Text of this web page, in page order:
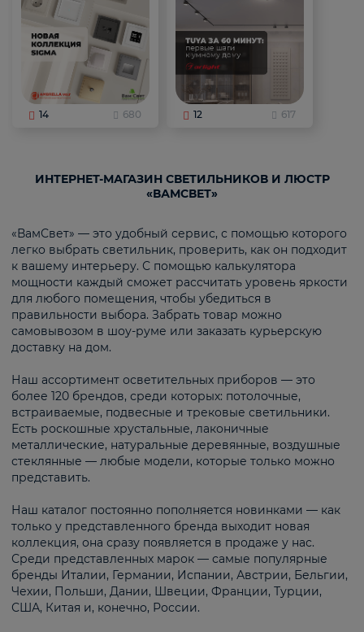
14 680 12 617
ИНТЕРНЕТ-МАГАЗИН СВЕТИЛЬНИКОВ И ЛЮСТР
«ВАМСВЕТ»
«ВамСвет» — это удобный сервис, с помощью которого
легко выбрать светильник, проверить, как он подходит
к вашему интерьеру. С помощью калькулятора
мощности каждый сможет рассчитать уровень яркости
для любого помещения, чтобы убедиться в
правильности выбора. Забрать товар можно
самовывозом в шоу-руме или заказать курьерскую
доставку на дом.
Наш ассортимент осветительных приборов — это
более 120 брендов, среди которых: потолочные,
встраиваемые, подвесные и трековые светильники.
Есть роскошные хрустальные, лаконичные
металлические, натуральные деревянные, воздушные
стеклянные — любые модели, которые только можно
представить.
Наш каталог постоянно пополняется новинками — как
только у представленного бренда выходит новая
коллекция, она сразу появляется в продаже у нас.
Среди представленных марок — самые популярные
бренды Италии, Германии, Испании, Австрии, Бельгии,
Чехии, Польши, Дании, Швеции, Франции, Турции,
США, Китая и, конечно, России.